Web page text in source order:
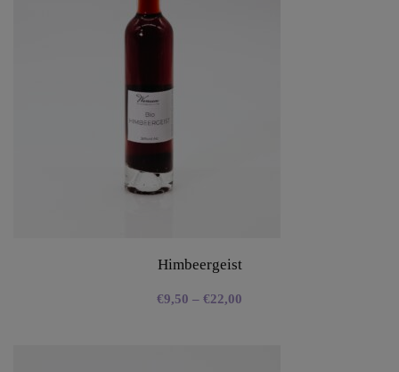
Himbeergeist
€9,50 – €22,00